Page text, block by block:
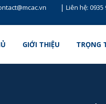
| Liên hệ: 0935
GIỚI THIỆU TRỌNG